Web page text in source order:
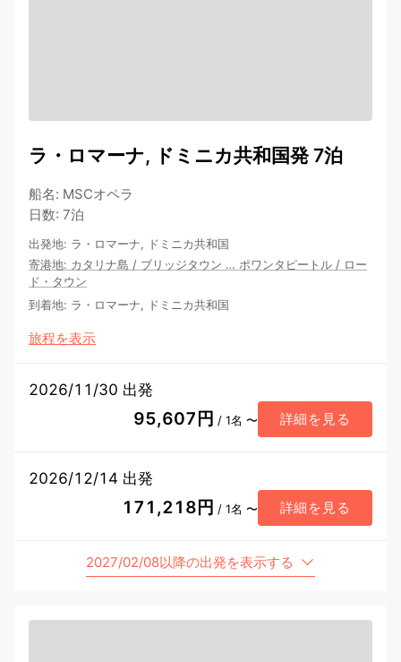
ラ・ロマーナ, ドミニカ共和国発 7泊
船名: MSCオペラ
日数: 7泊
出発地: ラ・ロマーナ, ドミニカ共和国
寄港地: カタリナ島 / ブリッジタウン … ポワンタピートル / ロー
ド・タウン
到着地: ラ・ロマーナ, ドミニカ共和国
旅程を表示
2026/11/30 出発
95,607円 / 1名 〜 詳細を見る
2026/12/14 出発
171,218円 / 1名 〜 詳細を見る
2027/02/08以降の出発を表示する